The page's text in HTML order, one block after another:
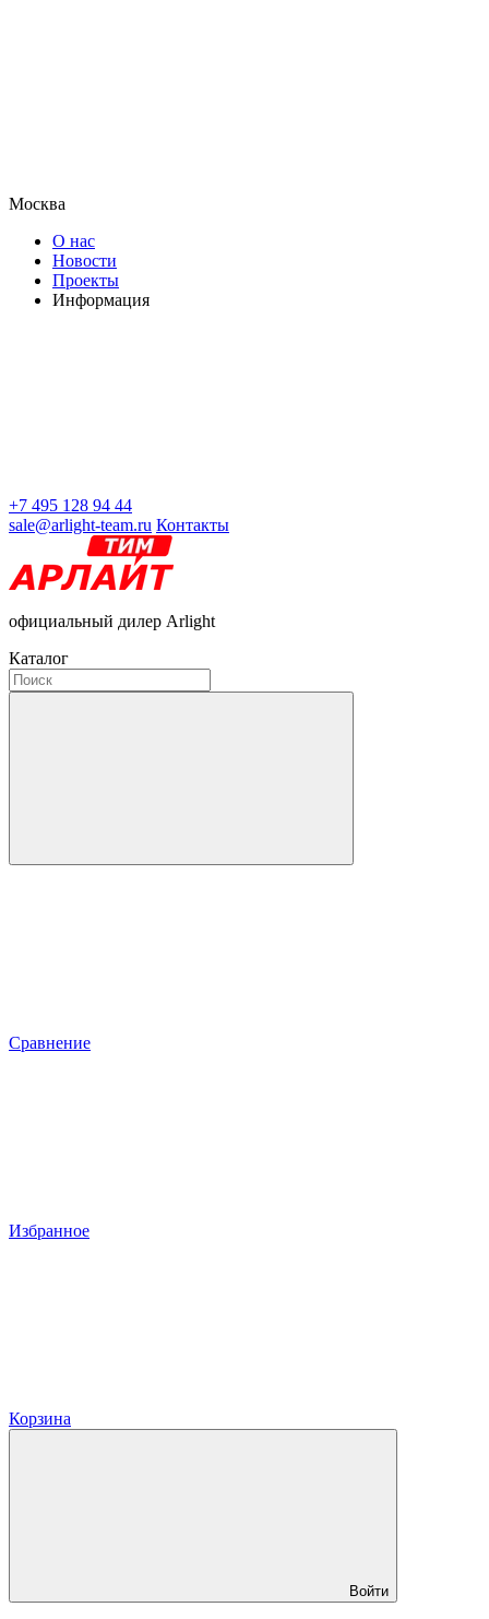
Москва
О нас
Новости
Проекты
Информация
+7 495 128 94 44
sale@arlight-team.ru Контакты
официальный дилер Arlight
Каталог
Сравнение
Избранное
Корзина
Войти